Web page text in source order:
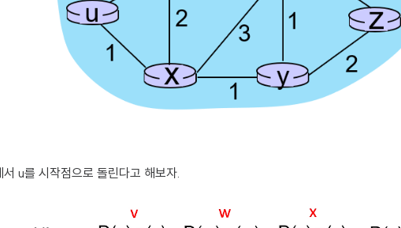
u를 시작점으로 돌린다고 해보자.